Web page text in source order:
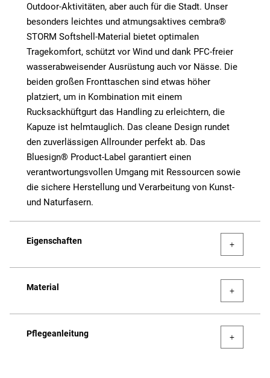
Outdoor-Aktivitäten, aber auch für die Stadt. Unser
besonders leichtes und atmungsaktives cembra®
STORM Softshell-Material bietet optimalen
Tragekomfort, schützt vor Wind und dank PFC-freier
wasserabweisender Ausrüstung auch vor Nässe. Die
beiden großen Fronttaschen sind etwas höher
platziert, um in Kombination mit einem
Rucksackhüftgurt das Handling zu erleichtern, die
Kapuze ist helmtauglich. Das cleane Design rundet
den zuverlässigen Allrounder perfekt ab. Das
Bluesign® Product-Label garantiert einen
verantwortungsvollen Umgang mit Ressourcen sowie
die sichere Herstellung und Verarbeitung von Kunst-
und Naturfasern.
Eigenschaften
Material
Pflegeanleitung